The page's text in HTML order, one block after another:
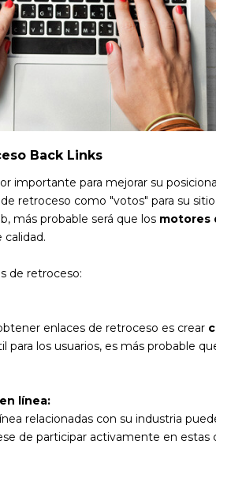
Back Links
importante para mejorar su
retroceso como "votos" para su sitio
más probable será que los motores
de retroceso:
enlaces de retroceso es crear
para los usuarios, es más probable que
línea:
relacionadas con su industria puede
de participar activamente en estas